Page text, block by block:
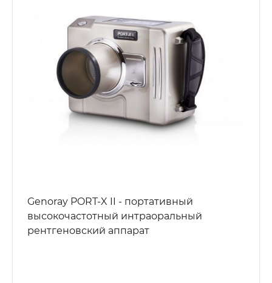
Genoray PORT-X II - портативный
высокочастотный интраоральный
рентгеновский аппарат